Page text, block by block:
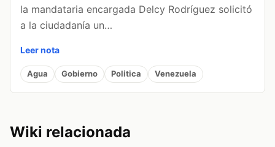
la mandataria encargada Delcy Rodríguez solicitó
a la ciudadanía un…
Leer nota
Agua Gobierno Politica Venezuela
Wiki relacionada